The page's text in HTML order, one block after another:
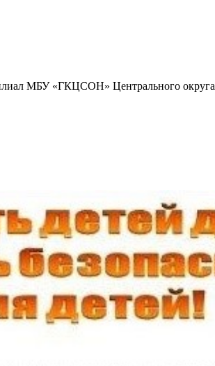
МБУ «ГКЦСОН» Центрального округа